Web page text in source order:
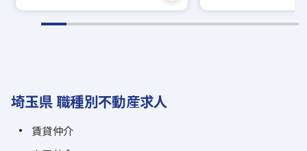
埼玉県 職種別不動産求人
賃貸仲介